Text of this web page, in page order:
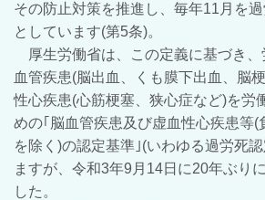
その防止対策を推進し、毎年11月を
としています(第5条)。
厚生労働省は、この定義に基づき、
血管疾患(脳出血、くも膜下出血、脳
性心疾患(心筋梗塞、狭心症など)を労
めの｢脳血管疾患及び虚血性心疾患等(
を除く)の認定基準｣(いわゆる過労死
ますが、令和3年9月14日に20年ぶり
した。